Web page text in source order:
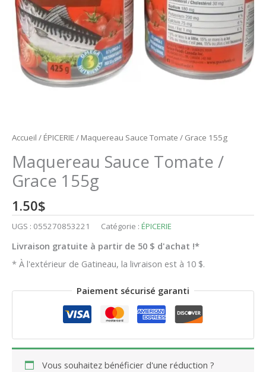
Accueil / ÉPICERIE / Maquereau Sauce Tomate / Grace 155g
Maquereau Sauce Tomate /
Grace 155g
1.50$
UGS : 055270853221 Catégorie : ÉPICERIE
Livraison gratuite à partir de 50 $ d'achat !*
* À l'extérieur de Gatineau, la livraison est à 10 $.
Paiement sécurisé garanti
Vous souhaitez bénéficier d'une réduction ?